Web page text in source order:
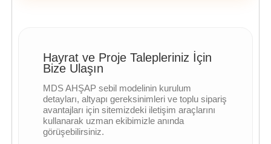
Hayrat ve Proje Talepleriniz İçin
Bize Ulaşın
MDS AHŞAP sebil modelinin kurulum
detayları, altyapı gereksinimleri ve toplu sipariş
avantajları için sitemizdeki iletişim araçlarını
kullanarak uzman ekibimizle anında
görüşebilirsiniz.